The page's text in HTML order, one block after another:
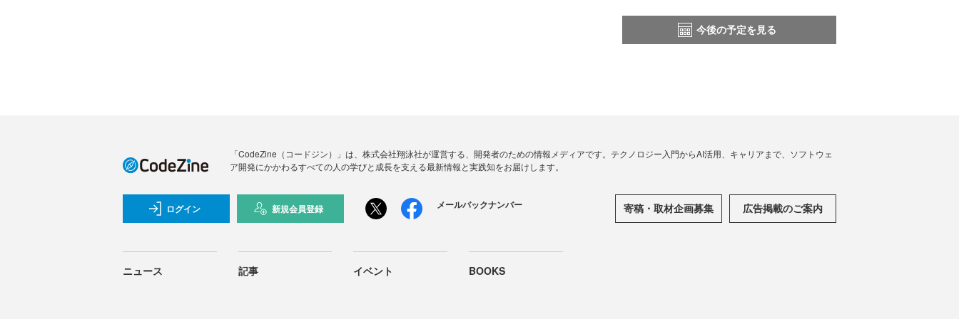
今後の予定を見る
「CodeZine（コードジン）」は、株式会社翔泳社が運営する、開発者のための情報メディアです。テクノロジー入門からAI活用、キャリアまで、ソフトウェ
ア開発にかかわるすべての人の学びと成長を支える最新情報と実践知をお届けします。
ログイン 新規会員登録 メールバックナンバー 寄稿・取材企画募集 広告掲載のご案内
ニュース 記事 イベント BOOKS